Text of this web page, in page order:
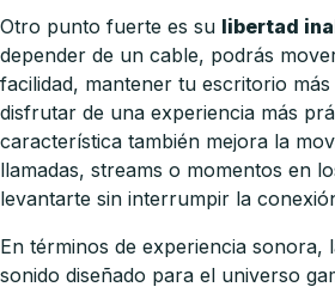
Otro punto fuerte es su libertad
depender de un cable, podrás
facilidad, mantener tu escritorio
disfrutar de una experiencia más
característica también mejora la
llamadas, streams o momentos en
levantarte sin interrumpir la
En términos de experiencia sonora,
sonido diseñado para el universo